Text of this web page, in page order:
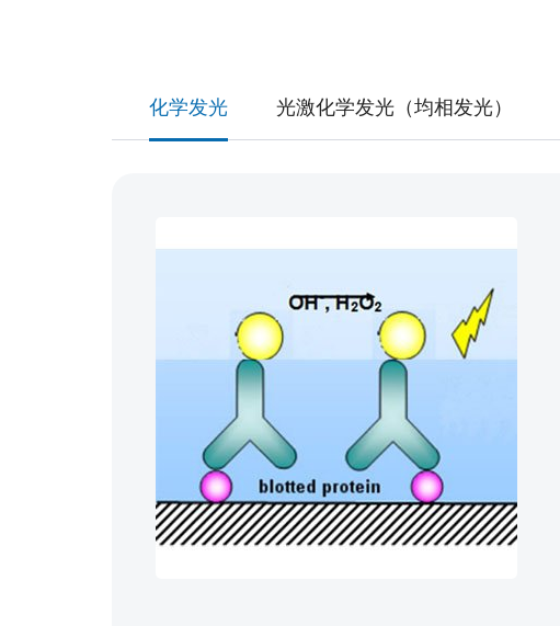
化学发光 光激化学发光（均相发光）